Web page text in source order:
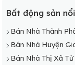
Bất động sản
Bán Nhà Thành
Bán Nhà Huyện
Bán Nhà Thị Xã Từ